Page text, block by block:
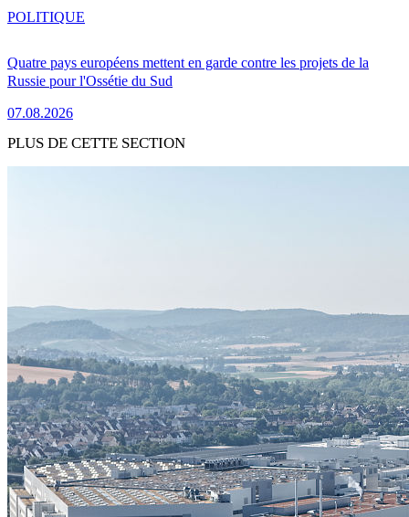
Quatre pays européens mettent en garde contre les projets de la
Russie pour l'Ossétie du Sud
07.08.2026
POLITIQUE
PLUS DE CETTE SECTION